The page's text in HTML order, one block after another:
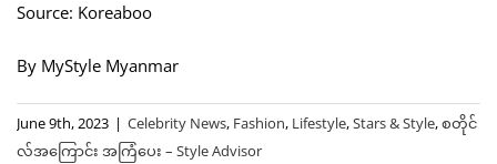
Source: Koreaboo
By MyStyle Myanmar
June 9th, 2023 | Celebrity News, Fashion, Lifestyle,Stars & Style,စတိုင်
လ်အကြောင်း အကြံပေး – Style Advisor